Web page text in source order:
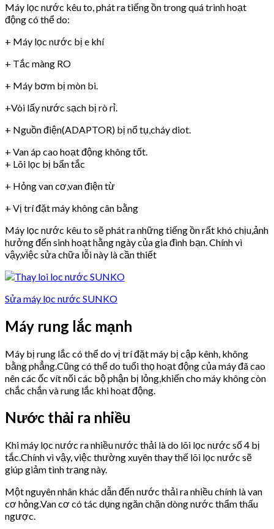
Máy lọc nước kêu to, phát ra tiếng ồn trong quá trình hoạt
động có thể do:
+ Máy lọc nước bị e khí
+ Tắc màng RO
+ Máy bơm bị mòn bi.
+Vòi lấy nước sạch bị rò rỉ.
+ Nguồn điện(ADAPTOR) bị nổ tụ,cháy diot.
+ Van áp cao hoạt động không tốt.
+ Lõi lọc bị bẩn tắc
+ Hỏng van cơ,van điện từ
+ Vị trí đặt máy không cân bằng
Máy lọc nước kêu to sẽ phát ra những tiếng ồn rất khó chịu,ảnh
hưởng đến sinh hoạt hằng ngày của gia đình bạn. Chính vì
vậy,việc sửa chữa lỗi này là cần thiết
Sửa máy lọc nước SUNKO
Máy rung lắc mạnh
Máy bị rung lắc có thể do vị trí đặt máy bị cập kênh, không
bằng phẳng.Cũng có thể do tuổi thọ hoạt động của máy đã cao
nên các ốc vít nối các bộ phận bị lỏng,khiến cho máy không còn
chắc chắn và rung lắc khi hoạt động.
Nước thải ra nhiều
Khi máy lọc nước ra nhiều nước thải là do lõi lọc nước số 4 bị
tắc.Chính vì vậy, việc thường xuyên thay thế lõi lọc nước sẽ
giúp giảm tình trạng này.
Một nguyên nhân khác dẫn đến nước thải ra nhiều chính là van
cơ hỏng.Van cơ có tác dụng ngăn chặn dòng nước thẩm thấu
ngược.